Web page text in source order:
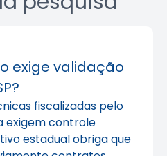
exige validação
fiscalizadas pelo
exigem controle
estadual obriga que